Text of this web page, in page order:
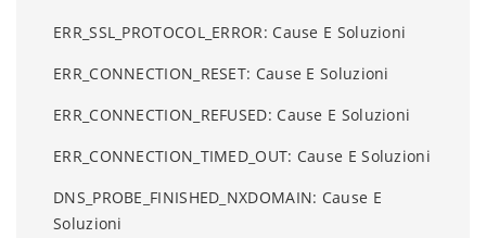
ERR_SSL_PROTOCOL_ERROR: Cause E Soluzioni
ERR_CONNECTION_RESET: Cause E Soluzioni
ERR_CONNECTION_REFUSED: Cause E Soluzioni
ERR_CONNECTION_TIMED_OUT: Cause E Soluzioni
DNS_PROBE_FINISHED_NXDOMAIN: Cause E
Soluzioni